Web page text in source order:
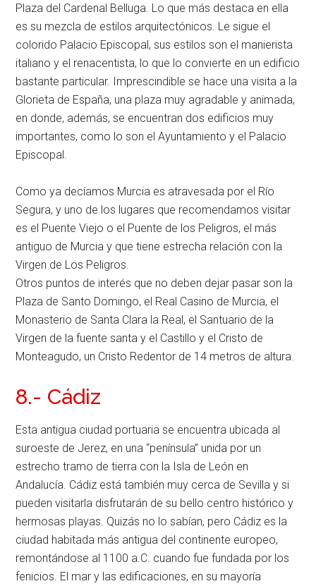
Plaza del Cardenal Belluga. Lo que más destaca en ella
es su mezcla de estilos arquitectónicos. Le sigue el
colorido Palacio Episcopal, sus estilos son el manierista
italiano y el renacentista, lo que lo convierte en un edificio
bastante particular. Imprescindible se hace una visita a la
Glorieta de España, una plaza muy agradable y animada,
en donde, además, se encuentran dos edificios muy
importantes, como lo son el Ayuntamiento y el Palacio
Episcopal.
Como ya decíamos Murcia es atravesada por el Río
Segura, y uno de los lugares que recomendamos visitar
es el Puente Viejo o el Puente de los Peligros, el más
antiguo de Murcia y que tiene estrecha relación con la
Virgen de Los Peligros.
Otros puntos de interés que no deben dejar pasar son la
Plaza de Santo Domingo, el Real Casino de Murcia, el
Monasterio de Santa Clara la Real, el Santuario de la
Virgen de la fuente santa y el Castillo y el Cristo de
Monteagudo, un Cristo Redentor de 14 metros de altura.
8.- Cádiz
Esta antigua ciudad portuaria se encuentra ubicada al
suroeste de Jerez, en una “península” unida por un
estrecho tramo de tierra con la Isla de León en
Andalucía. Cádiz está también muy cerca de Sevilla y si
pueden visitarla disfrutarán de su bello centro histórico y
hermosas playas. Quizás no lo sabían, pero Cádiz es la
ciudad habitada más antigua del continente europeo,
remontándose al 1100 a.C. cuando fue fundada por los
fenicios. El mar y las edificaciones, en su mayoría